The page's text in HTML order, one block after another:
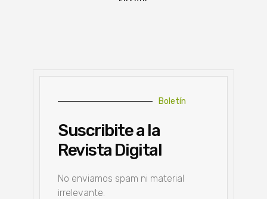
Boletín
Suscribite a la
Revista Digital
No enviamos spam ni material
irrelevante.